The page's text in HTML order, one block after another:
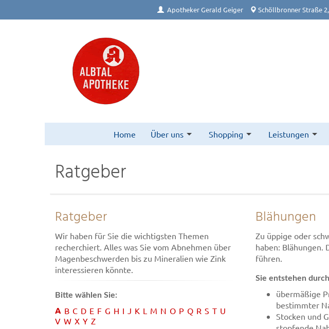
Apotheker Gerald Geiger Schöllbronner Straße
Home Über uns Shopping Leistungen
Ratgeber
Ratgeber
Wir haben für Sie die wichtigsten Themen
recherchiert. Alles was Sie vom Abnehmen über
Magenbeschwerden bis zu Mineralien wie Zink
interessieren könnte.
Bitte wählen Sie:
A B C D E F G H I J K L M N O P Q R S T U
V W X Y Z
Blähungen
Zu üppige oder
haben: Blähungen.
führen.
Sie entstehen durch
übermäßige
bestimmter
Stocken und